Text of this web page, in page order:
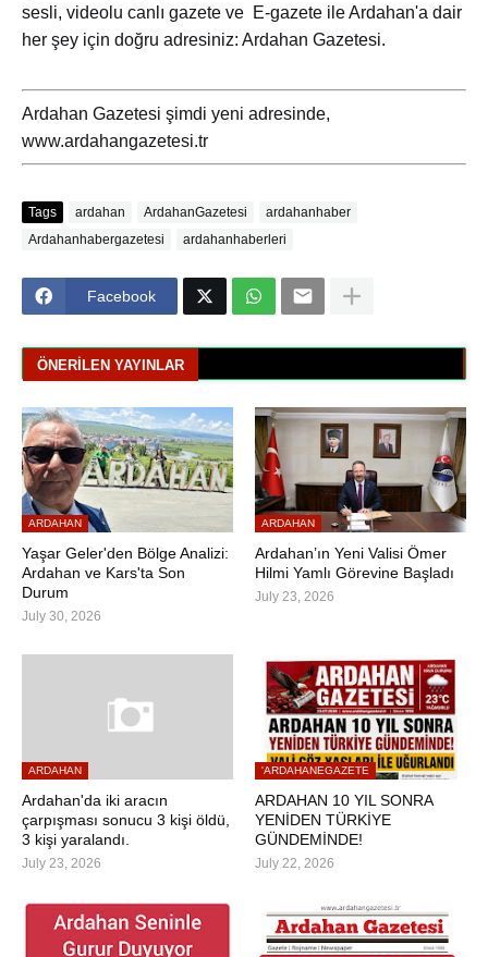
sesli, videolu canlı gazete ve E-gazete ile Ardahan'a dair
her şey için doğru adresiniz: Ardahan Gazetesi.
Ardahan Gazetesi şimdi yeni adresinde,
www.ardahangazetesi.tr
Tags ardahan ArdahanGazetesi
ardahanhaber
Ardahanhabergazetesi
ardahanhaberleri
Facebook
ÖNERILEN YAYINLAR
ARDAHAN
Yaşar Geler'den Bölge Analizi:
Ardahan ve Kars'ta Son
Durum
July 30, 2026
ARDAHAN
Ardahan’ın Yeni Valisi Ömer
Hilmi Yamlı Görevine Başladı
July 23, 2026
ARDAHAN
Ardahan'da iki aracın
çarpışması sonucu 3 kişi öldü,
3 kişi yaralandı.
July 23, 2026
'ARDAHANEGAZETE
ARDAHAN 10 YIL SONRA
YENİDEN TÜRKİYE
GÜNDEMİNDE!
July 22, 2026